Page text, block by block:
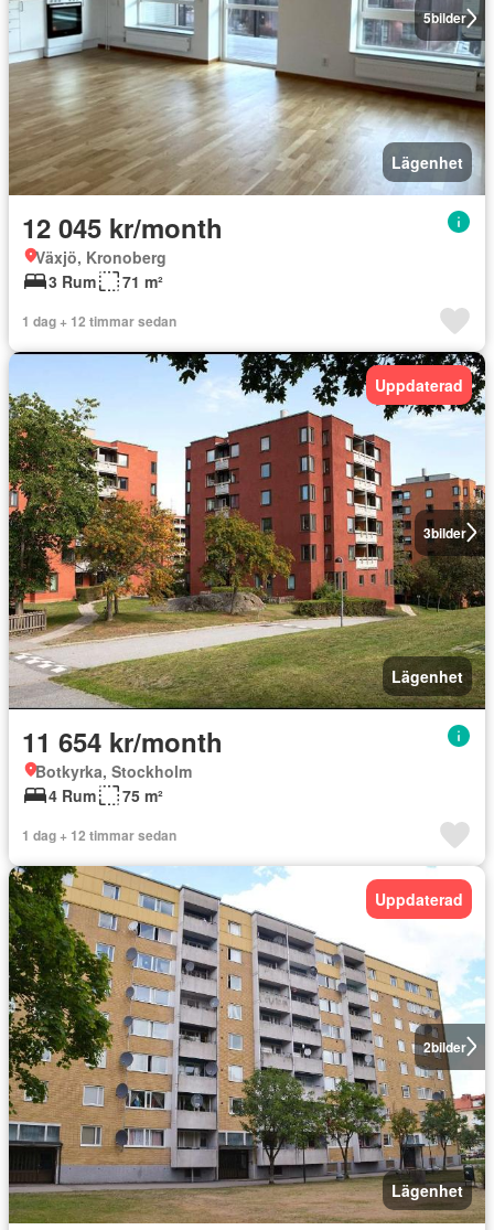
5bilder
Lägenhet
12 045 kr/month
Växjö, Kronoberg
3 Rum
71 m²
1 dag + 12 timmar sedan
3bilder
Uppdaterad
Lägenhet
11 654 kr/month
Botkyrka, Stockholm
4 Rum
75 m²
1 dag + 12 timmar sedan
2bilder
Uppdaterad
Lägenhet